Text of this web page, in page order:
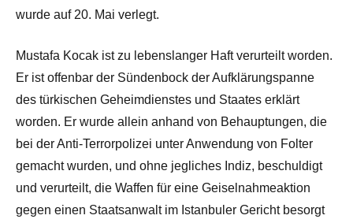
wurde auf 20. Mai verlegt.
Mustafa Kocak ist zu lebenslanger Haft verurteilt worden.
Er ist offenbar der Sündenbock der Aufklärungspanne
des türkischen Geheimdienstes und Staates erklärt
worden. Er wurde allein anhand von Behauptungen, die
bei der Anti-Terrorpolizei unter Anwendung von Folter
gemacht wurden, und ohne jegliches Indiz, beschuldigt
und verurteilt, die Waffen für eine Geiselnahmeaktion
gegen einen Staatsanwalt im Istanbuler Gericht besorgt